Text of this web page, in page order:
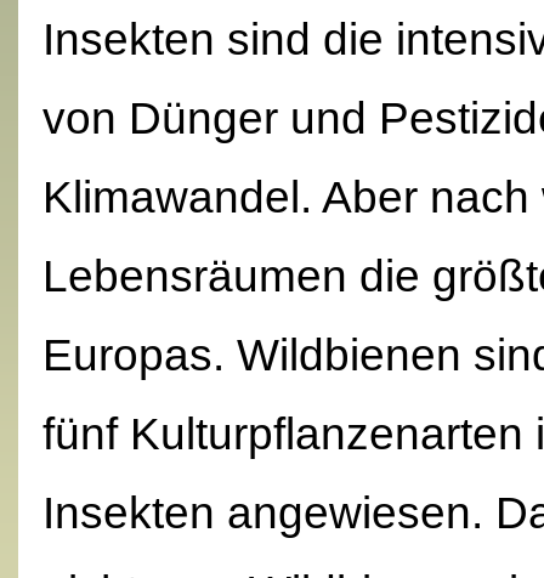
Insekten sind die
von Dünger und
Klimawandel. Aber
Lebensräumen die
Europas. Wildbienen
fünf
Insekten angewiesen.